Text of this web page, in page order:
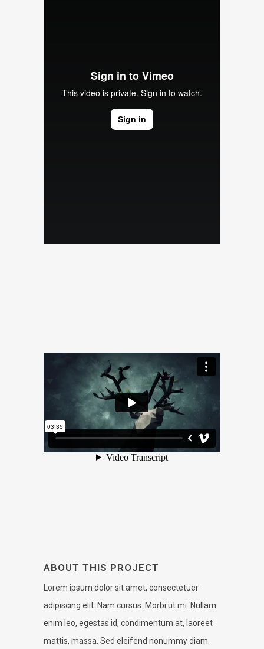
ABOUT THIS PROJECT
Lorem ipsum dolor sit amet, consectetuer
adipiscing elit. Nam cursus. Morbi ut mi. Nullam
enim leo, egestas id, condimentum at, laoreet
mattis, massa. Sed eleifend nonummy diam.